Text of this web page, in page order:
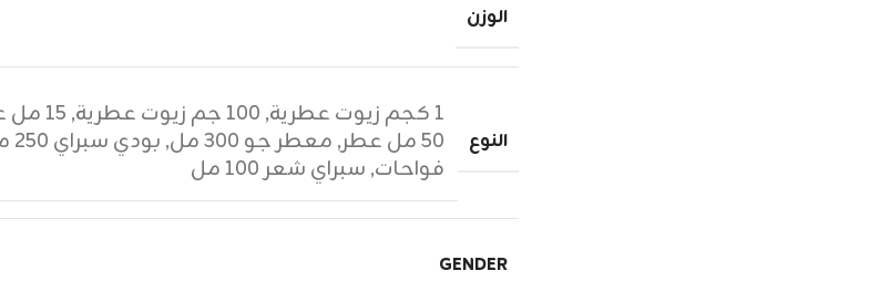
الوزن
النوع
١ كجم زيوت عطرية , ١٠٠ جم زيوت عطرية , ١٥ مل عطر
٥٠ مل عطر
, معطر جو ٣٠٠ مل , بودي سبراي ٢٥٠ مل
فواحات, سبراي شعر ١٠٠ مل
GENDER